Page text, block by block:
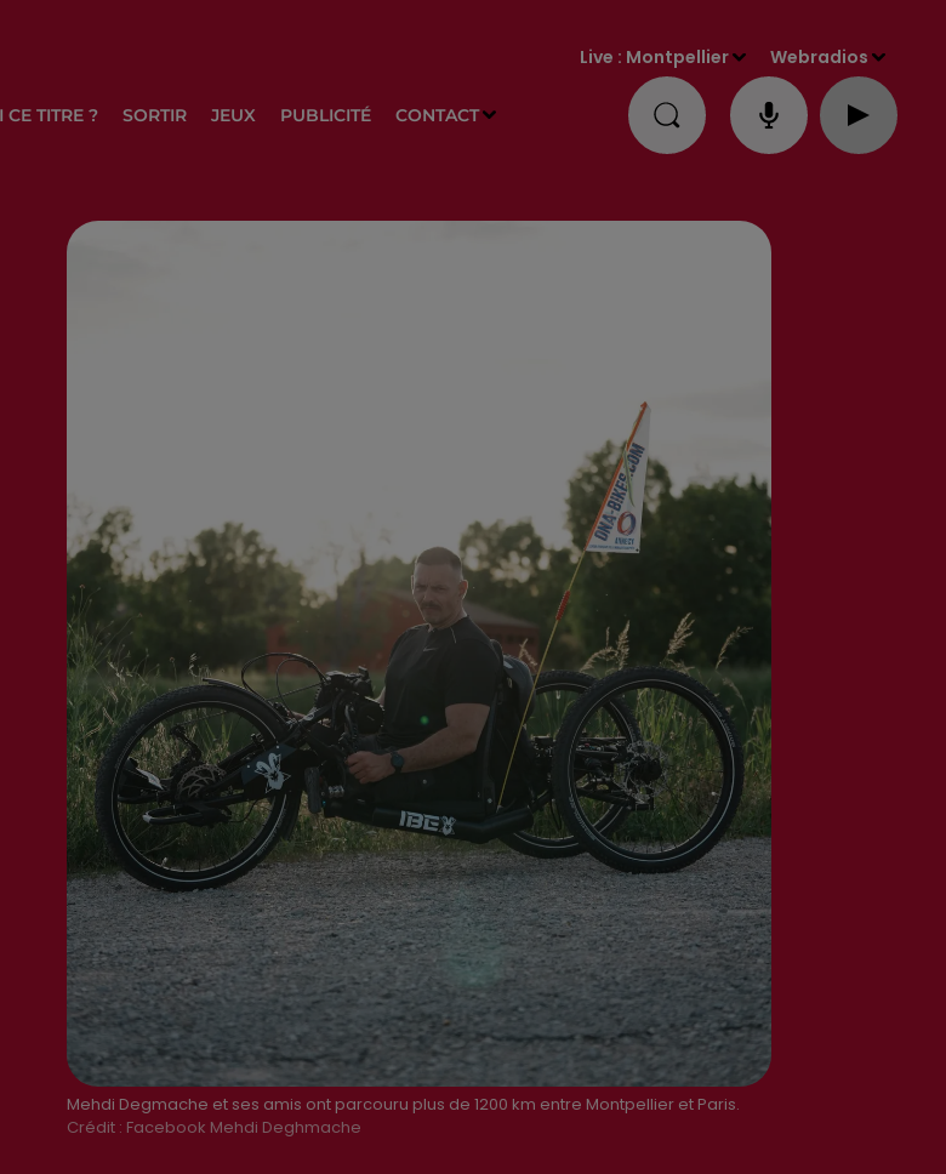
CE TITRE ? SORTIR JEUX PUBLICITÉ CONTACT
Live : Montpellier Webradios
Mehdi Degmache et ses amis ont parcouru plus de 1200 km entre Montpellier et Paris.
Crédit : Facebook Mehdi Deghmache